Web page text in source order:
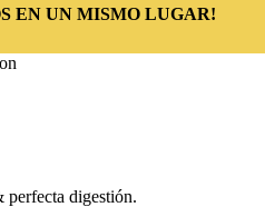
EN UN MISMO LUGAR!
digestión.